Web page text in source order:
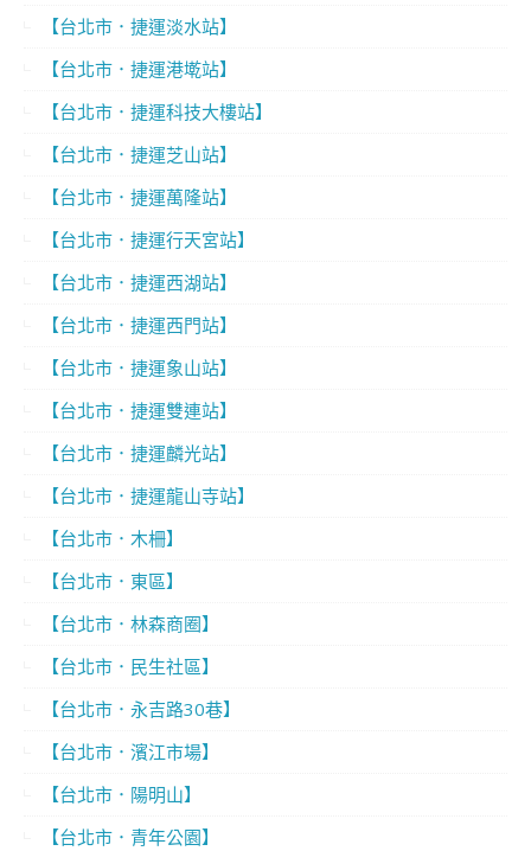
【台北市．捷運淡水站】
【台北市．捷運港墘站】
【台北市．捷運科技大樓站】
【台北市．捷運芝山站】
【台北市．捷運萬隆站】
【台北市．捷運行天宮站】
【台北市．捷運西湖站】
【台北市．捷運西門站】
【台北市．捷運象山站】
【台北市．捷運雙連站】
【台北市．捷運麟光站】
【台北市．捷運龍山寺站】
【台北市．木柵】
【台北市．東區】
【台北市．林森商圈】
【台北市．民生社區】
【台北市．永吉路30巷】
【台北市．濱江市場】
【台北市．陽明山】
【台北市．青年公園】